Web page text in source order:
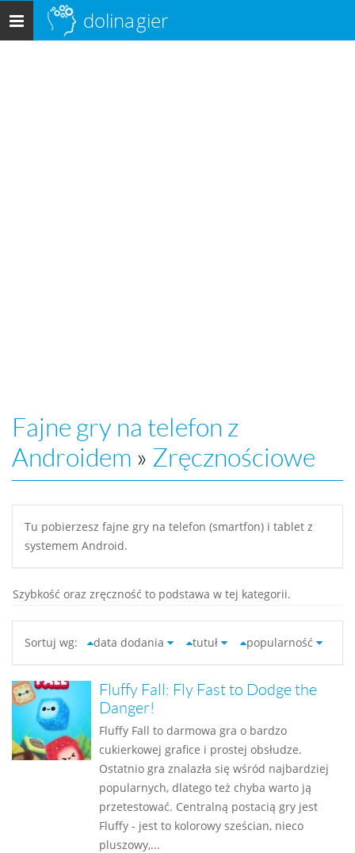
Menu
główne
dolinagier
Fajne gry na telefon z
Androidem » Zręcznościowe
Tu pobierzesz fajne gry na telefon (smartfon) i tablet z
systemem Android.
Szybkość oraz zręczność to podstawa w tej kategorii.
Sortuj wg: data dodania tutuł popularność
Fluffy Fall: Fly Fast to Dodge the
Danger!
Fluffy Fall to darmowa gra o bardzo
cukierkowej grafice i prostej obsłudze.
Ostatnio gra znalazła się wśród najbardziej
popularnych, dlatego też chyba warto ją
przetestować. Centralną postacią gry jest
Fluffy - jest to kolorowy sześcian, nieco
pluszowy,...